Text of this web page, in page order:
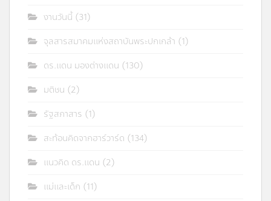
งานวันนี้ (31)
จุลสารสมาคมแห่งสถาบันพระปกเกล้า (1)
ดร.แดน มองต่างแดน (130)
มติชน (2)
รัฐสภาสาร (1)
สะท้อนคิดจากฮาร์วาร์ด (134)
แนวคิด ดร.แดน (2)
แม่และเด็ก (11)